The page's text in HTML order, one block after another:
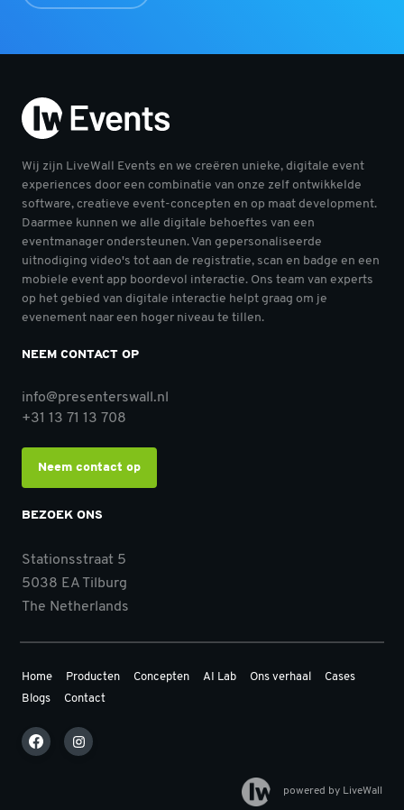
Wij zijn LiveWall Events en we creëren unieke, digitale event
experiences door een combinatie van onze zelf ontwikkelde
software, creatieve event-concepten en op maat development.
Daarmee kunnen we alle digitale behoeftes van een
eventmanager ondersteunen. Van gepersonaliseerde
uitnodiging video's tot aan de registratie, scan en badge en een
mobiele event app boordevol interactie. Ons team van experts
op het gebied van digitale interactie helpt graag om je
evenement naar een hoger niveau te tillen.
NEEM CONTACT OP
info@presenterswall.nl
+31 13 71 13 708
Neem contact op
BEZOEK ONS
Stationsstraat 5
5038 EA Tilburg
The Netherlands
Home Producten Concepten AI Lab Ons verhaal
Cases
Blogs
Contact
powered by LiveWall